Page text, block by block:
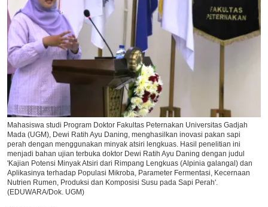
Ikuti Kami di:
Mahasiswa studi Program Doktor Fakultas Peternakan Universitas Gadjah
Mada (UGM), Dewi Ratih Ayu Daning, menghasilkan inovasi pakan sapi
perah dengan menggunakan minyak atsiri lengkuas. Hasil penelitian ini
menjadi bahan ujian terbuka doktor Dewi Ratih Ayu Daning dengan judul
'Kajian Potensi Minyak Atsiri dari Rimpang Lengkuas (Alpinia galangal) dan
Aplikasinya terhadap Populasi Mikroba, Parameter Fermentasi, Kecernaan
Nutrien Rumen, Produksi dan Komposisi Susu pada Sapi Perah'.
(EDUWARA/Dok. UGM)